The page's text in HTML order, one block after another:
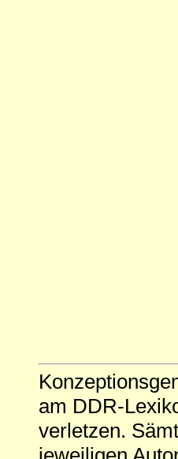
am DDR-
verletzen.